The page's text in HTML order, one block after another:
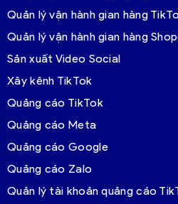
Quản lý vận hành gian hàng
Quản lý vận hành gian hàng
Sản xuất Video Social
Xây kênh TikTok
Quảng cáo TikTok
Quảng cáo Meta
Quảng cáo Google
Quảng cáo Zalo
Quản lý tài khoản quảng cáo